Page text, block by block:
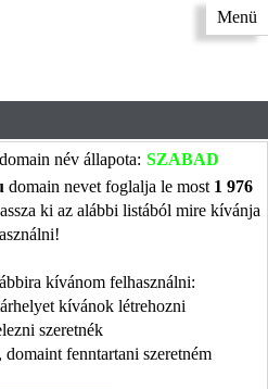
Menü
domain név állapota: SZABAD
domain nevet foglalja le most 1 976
ki az alábbi listából mire kívánja
kívánom felhasználni:
kívánok létrehozni
szeretnék
fenntartani szeretném